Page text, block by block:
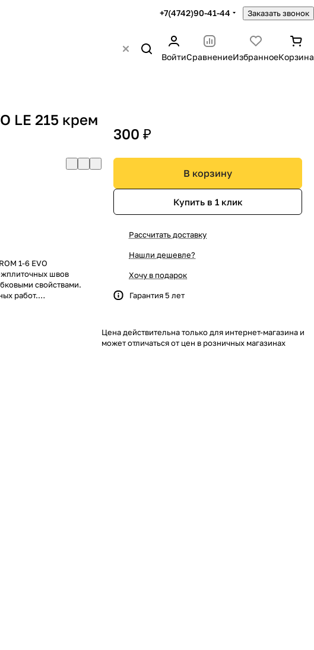
+7(4742)90-41-44 Заказать звонок
ВойтиСравнениеИзбранноеКорзина
LE 215 крем
1-6 EVO
швов
свойствами.
работ.
органических
и бережет
300 ₽
В корзину
Купить в 1 клик
Рассчитать доставку
Нашли дешевле?
Хочу в подарок
Гарантия 5 лет
Цена действительна только для интернет-магазина и
может отличаться от цен в розничных магазинах